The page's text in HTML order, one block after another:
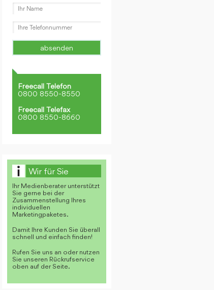
Freecall Telefon
0800 8550-8550
Freecall Telefax
0800 8550-8660
Wir für Sie
Ihr Medienberater unterstützt
Sie gerne bei der
Zusammenstellung Ihres
individuellen
Marketingpaketes.
Damit Ihre Kunden Sie überall
schnell und einfach finden!
Rufen Sie uns an oder nutzen
Sie unseren Rückrufservice
oben auf der Seite.